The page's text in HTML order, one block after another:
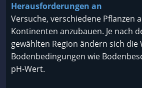
Herausforderungen an
Versuche, verschiedene Pflanzen
Kontinenten anzubauen. Je nach
gewählten Region ändern sich die
Bodenbedingungen wie
pH-Wert.